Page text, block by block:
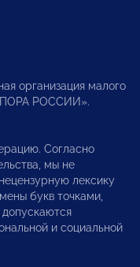
организация малого
РОССИИ».
Согласно
мы не
лексику
букв точками,
и социальной